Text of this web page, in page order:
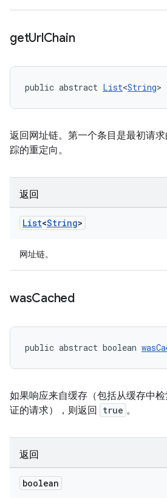
getUrlChain
public abstract List<String>
返回网址链。第一个条目是最初请
踪的重定向。
返回
List<String>
网址链。
wasCached
public abstract boolean
如果响应来自缓存（包括从缓存中
证的请求），则返回
true 。
返回
boolean